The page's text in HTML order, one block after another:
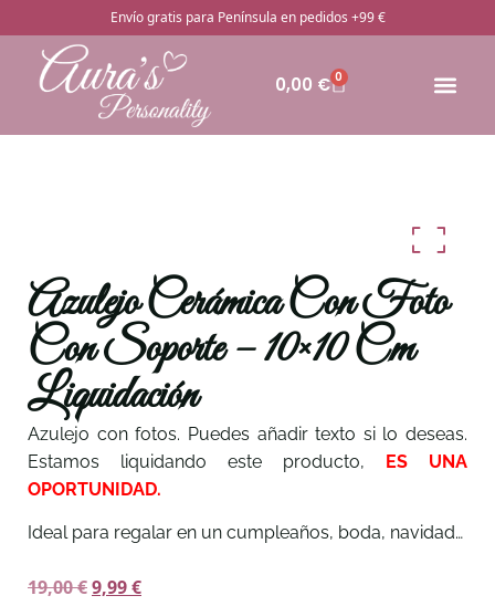
Envío gratis para Península en pedidos +99 €
0,00 € 0
Azulejo Cerámica Con Foto
Con Soporte – 10×10 Cm
Liquidación
Azulejo con fotos. Puedes añadir texto si lo deseas.
Estamos liquidando este producto, ES UNA
OPORTUNIDAD.
Ideal para regalar en un cumpleaños, boda, navidad…
19,00€9,99€